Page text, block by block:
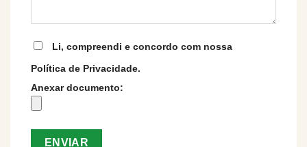
Li, compreendi e concordo com nossa
Política de Privacidade.
Anexar documento: